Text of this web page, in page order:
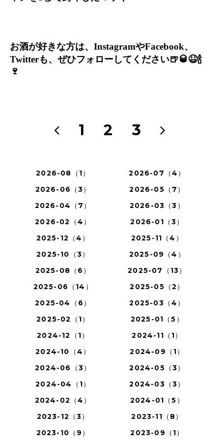
お酒が好きな方は、 InstagramやFacebook、
Twitterも、ぜひフォローしてください🍺🥃😆🍾
🍷
1 2 3
2026-08（1）
2026-07（4）
2026-06（3）
2026-05（7）
2026-04（7）
2026-03（3）
2026-02（4）
2026-01（3）
2025-12（4）
2025-11（4）
2025-10（3）
2025-09（4）
2025-08（6）
2025-07（13）
2025-06（14）
2025-05（2）
2025-04（6）
2025-03（4）
2025-02（1）
2025-01（5）
2024-12（1）
2024-11（1）
2024-10（4）
2024-09（1）
2024-06（3）
2024-05（3）
2024-04（1）
2024-03（3）
2024-02（4）
2024-01（5）
2023-12（3）
2023-11（8）
2023-10（9）
2023-09（1）